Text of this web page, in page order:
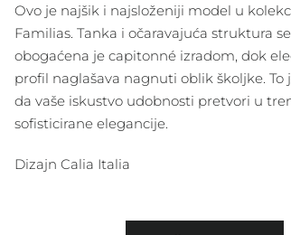
Ovo je najšik i najsloženiji model u
Familias. Tanka i očaravajuća struktura
obogaćena je capitonné izradom, dok
profil naglašava nagnuti oblik školjke. To
da vaše iskustvo udobnosti pretvori u
sofisticirane elegancije.
Dizajn Calia Italia